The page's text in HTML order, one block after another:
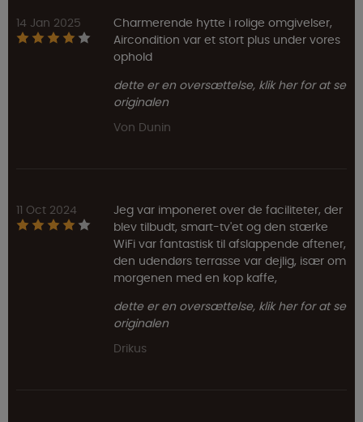
14 Jan 2025
Charmerende hytte i rolige omgivelser,
Aircondition var et stort plus under vores
ophold
dette er en oversættelse, klik her for at se
originalen
Von Dunin
11 Oct 2024
Jeg var imponeret over de faciliteter, der
blev tilbudt, smart-tv'et og den stærke
WiFi var fantastisk til afslappende aftener,
den udendørs terrasse var dejlig, især om
morgenen med en kop kaffe,
dette er en oversættelse, klik her for at se
originalen
Drikus